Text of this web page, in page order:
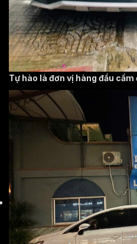
Tự hào là đơn vị hàng đầu cầm